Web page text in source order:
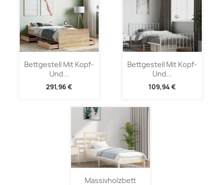
Bettgestell Mit Kopf-
Und...
291,96 €
Bettgestell Mit Kopf-
Und...
109,94 €
Massivholzbett